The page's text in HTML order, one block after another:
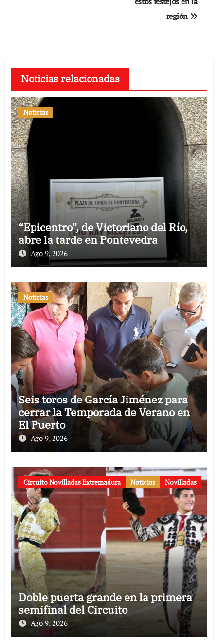
región
Noticias relacionadas
Noticias
“Epicentro”, de Victoriano del Río,
abre la tarde en Pontevedra
Ago 9, 2026
Noticias
Seis toros de García Jiménez para
cerrar la Temporada de Verano en
El Puerto
Ago 9, 2026
Circuito Novilladas Extremadura Noticias Novilladas
Doble puerta grande en la primera
semifinal del Circuito
Ago 9, 2026